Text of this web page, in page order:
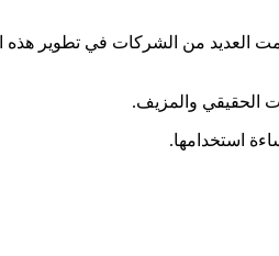
الحقيقي والمزيف.
استخدامها.